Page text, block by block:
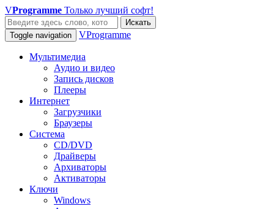
VProgramme Только лучший софт!
Искать
Toggle navigation
VProgramme
Мультимедиа
Аудио и видео
Запись дисков
Плееры
Интернет
Загрузчики
Браузеры
Система
CD/DVD
Драйверы
Архиваторы
Активаторы
Ключи
Windows